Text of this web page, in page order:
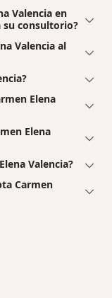
Valencia en
su consultorio?
Valencia al
Elena
Elena
Valencia?
Carmen